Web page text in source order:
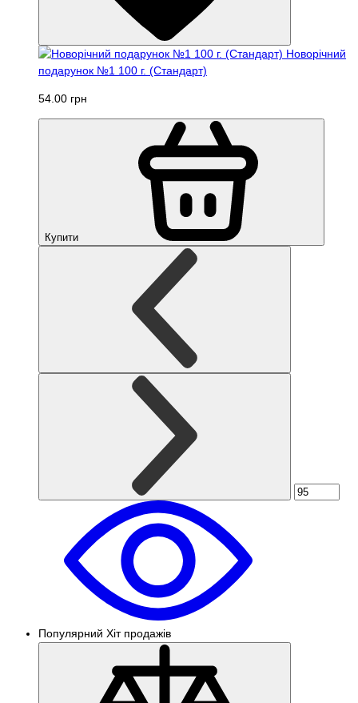
Новорічний
подарунок №1 100 г. (Стандарт)
54.00 грн
Купити
Популярний Хіт продажів